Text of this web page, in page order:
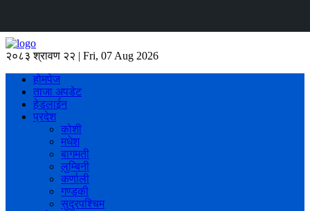
२०८३ श्रावण २२ | Fri, 07 Aug 2026
होमपेज
ताजा अपडेट
हेडलाईन
प्रदेश
कोशी
मधेश
बागमती
लुम्बिनी
कर्णाली
गण्डकी
सुदुरपश्चिम